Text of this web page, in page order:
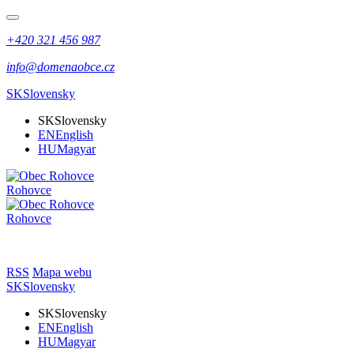
+420 321 456 987
info@domenaobce.cz
SKSlovensky
SKSlovensky
ENEnglish
HUMagyar
Rohovce
Rohovce
RSS Mapa webu
SKSlovensky
SKSlovensky
ENEnglish
HUMagyar